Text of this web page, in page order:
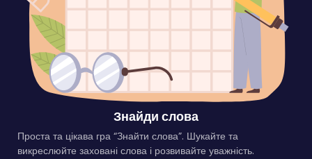
Знайди слова
Проста та цікава гра “Знайти слова”. Шукайте та
викреслюйте заховані слова і розвивайте уважність.